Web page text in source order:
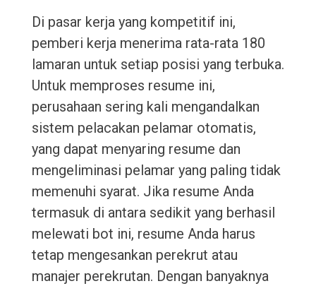
Di pasar kerja yang kompetitif ini,
pemberi kerja menerima rata-rata 180
lamaran untuk setiap posisi yang terbuka.
Untuk memproses resume ini,
perusahaan sering kali mengandalkan
sistem pelacakan pelamar otomatis,
yang dapat menyaring resume dan
mengeliminasi pelamar yang paling tidak
memenuhi syarat. Jika resume Anda
termasuk di antara sedikit yang berhasil
melewati bot ini, resume Anda harus
tetap mengesankan perekrut atau
manajer perekrutan. Dengan banyaknya